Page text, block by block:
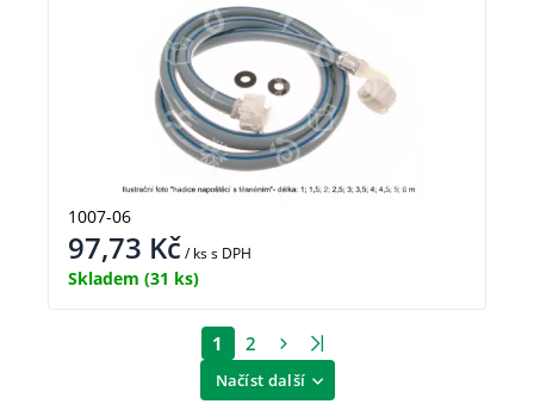
1007-06
97,73 Kč/ kss DPH
Skladem (31 ks)
Načíst další
1 2